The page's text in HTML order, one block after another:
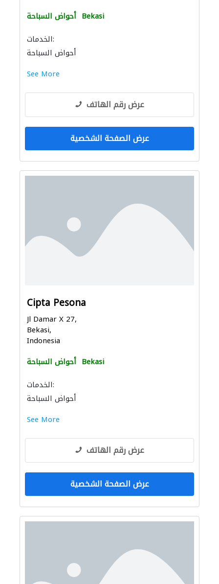
أحواض السباحة Bekasi
الخدمات:
أحواض السباحة
See More
عرض رقم الهاتف
عرض الصفحة الشخصية
Cipta Pesona
Jl Damar X 27,
Bekasi,
Indonesia
أحواض السباحة Bekasi
الخدمات:
أحواض السباحة
See More
عرض رقم الهاتف
عرض الصفحة الشخصية